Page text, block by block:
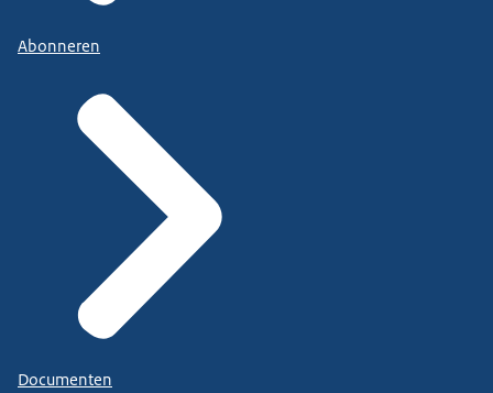
Abonneren
Documenten